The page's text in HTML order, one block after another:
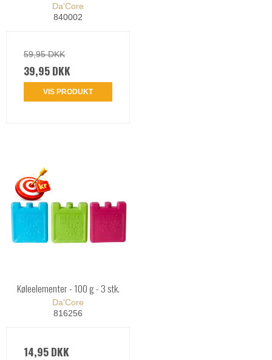
Da'Core
840002
59,95 DKK
39,95 DKK
VIS PRODUKT
Køleelementer - 100 g - 3 stk.
Da'Core
816256
14,95 DKK